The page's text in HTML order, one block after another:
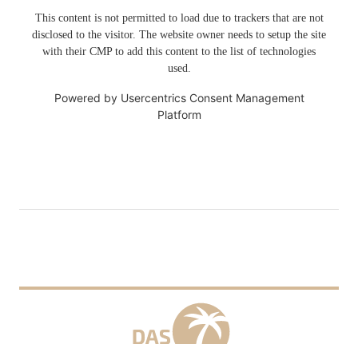
This content is not permitted to load due to trackers that are not
disclosed to the visitor. The website owner needs to setup the site
with their CMP to add this content to the list of technologies
used.
Powered by Usercentrics Consent Management
Platform